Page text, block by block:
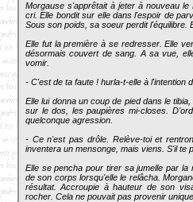
Morgause s'apprêtait à jeter à nouveau
cri. Elle bondit sur elle dans l'espoir de
Sous son poids, sa soeur perdit
Elle fut la première à se redresser. Elle
désormais couvert de sang. A sa vue,
vomir.
- C'est de ta faute ! hurla-t-elle à l'intention
Elle lui donna un coup de pied dans le
sur le dos, les paupières mi-closes.
quelconque agression.
- Ce n'est pas drôle. Relève-toi et
inventera un mensonge, mais viens. S'il te
Elle se pencha pour tirer sa jumelle par la
de son corps lorsqu'elle le relâcha.
résultat. Accroupie à hauteur de son
rocher. Cela ne pouvait pas provenir